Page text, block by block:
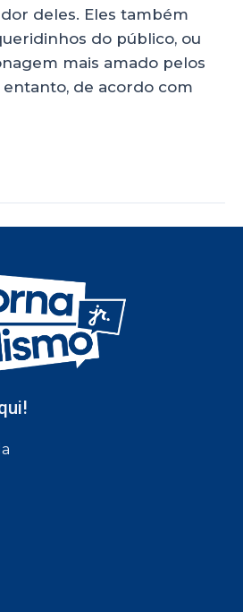
deles. Eles também
do público, ou
mais amado pelos
de acordo com